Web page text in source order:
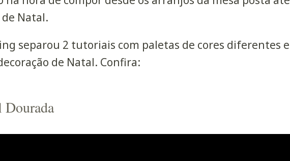
Natal.
separou 2 tutoriais com paletas de cores diferentes e
de Natal. Confira:
Dourada